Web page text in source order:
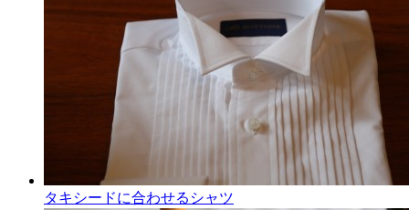
タキシードに合わせるシャツ